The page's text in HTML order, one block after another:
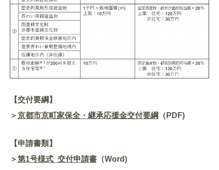
【交付要綱】
＞京都市京町家保全・継承応援金交付要綱 （PDF)
【申請書類】
＞第1号様式_交付申請書 （Word)